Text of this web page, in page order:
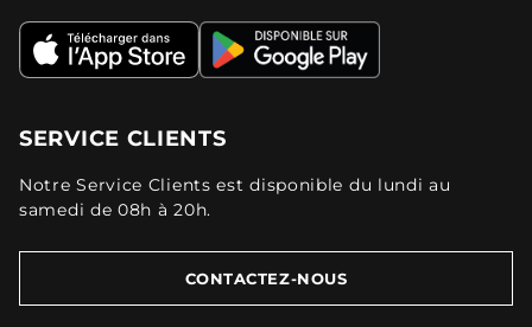
SERVICE CLIENTS
Notre Service Clients est disponible du lundi au
samedi de 08h à 20h.
CONTACTEZ-NOUS